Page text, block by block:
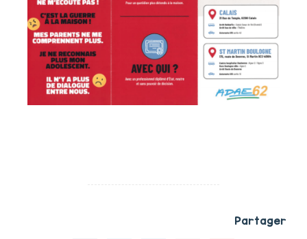
Partager